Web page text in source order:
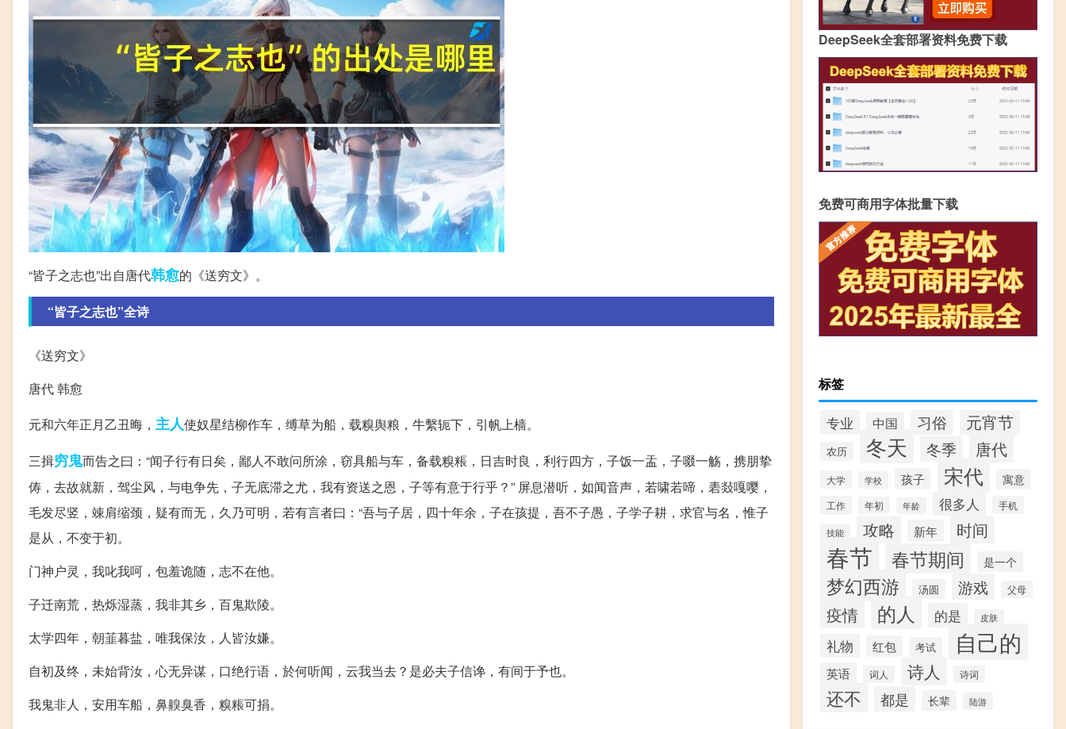
“皆子之志也”出自唐代韩愈的《送穷文》。
“皆子之志也”全诗
《送穷文》
唐代 韩愈
元和六年正月乙丑晦， 主人使奴星结柳作车，缚草为船，载糗舆粮，牛繫轭下，引帆上樯。
三揖穷鬼而告之曰：“闻子行有日矣，鄙人不敢问所涂，窃具船与车，备载糗粻，日吉时良，利行四方，子饭一盂，子啜一觞，携朋挚
俦，去故就新，驾尘风，与电争先，子无底滞之尤，我有资送之恩，子等有意于行乎？” 屏息潜听，如闻音声，若啸若啼，砉敥嘎嘤，
毛发尽竖，竦肩缩颈，疑有而无，久乃可明，若有言者曰：“吾与子居，四十年余，子在孩提，吾不子愚，子学子耕，求官与名，惟子
是从，不变于初。
门神户灵，我叱我呵，包羞诡随，志不在他。
子迁南荒，热烁湿蒸，我非其乡，百鬼欺陵。
太学四年，朝韮暮盐，唯我保汝，人皆汝嫌。
自初及终，未始背汝，心无异谋，口绝行语，於何听闻，云我当去？是必夫子信谗，有间于予也。
我鬼非人，安用车船，鼻齅臭香，糗粻可捐。
DeepSeek全套部署资料免费下载
免费可商用字体批量下载
标签
专业 中国 习俗 元宵节
农历 冬天 冬季 唐代
大学 学校 孩子 宋代 寓意
工作 年初 年龄 很多人 手机
技能 攻略 新年 时间
春节 春节期间 是一个
梦幻西游 汤圆 游戏 父母
疫情 的人 的是 皮肤
礼物 红包 考试 自己的
英语 词人 诗人 诗词
还不 都是 长辈 陆游